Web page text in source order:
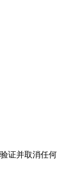
证并取消任何